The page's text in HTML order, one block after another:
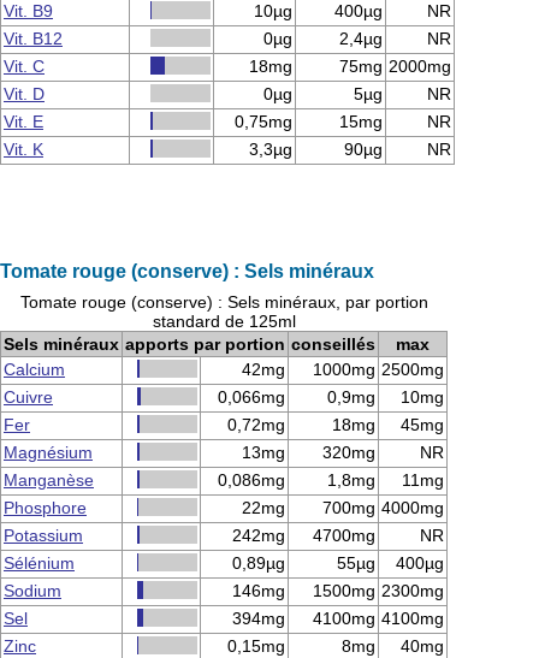
Vit. B9
10µg 400µg
NR
Vit. B12
0µg 2,4µg
NR
Vit. C
18mg 75mg 2000mg
Vit. D
0µg 5µg
NR
Vit. E
0,75mg 15mg
NR
Vit. K
3,3µg 90µg NR
Tomate rouge (conserve) : Sels minéraux
Tomate rouge (conserve) : Sels minéraux, par portion
standard de 125ml
Sels minéraux apports par portion conseillés
max
Calcium
42mg 1000mg 2500mg
Cuivre
0,066mg 0,9mg
10mg
Fer
0,72mg 18mg
45mg
Magnésium
13mg 320mg
NR
Manganèse
0,086mg 1,8mg
11mg
Phosphore
22mg 700mg 4000mg
Potassium
242mg 4700mg
NR
Sélénium
0,89µg 55µg
400µg
Sodium
146mg 1500mg 2300mg
Sel
394mg 4100mg 4100mg
Zinc
0,15mg 8mg 40mg